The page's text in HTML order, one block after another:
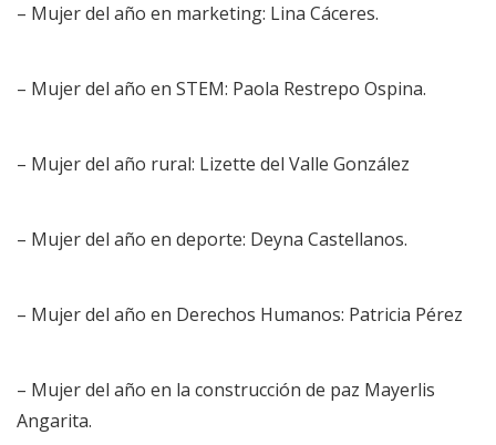
– Mujer del año en marketing: Lina Cáceres.
– Mujer del año en STEM: Paola Restrepo Ospina.
– Mujer del año rural: Lizette del Valle González
– Mujer del año en deporte: Deyna Castellanos.
– Mujer del año en Derechos Humanos: Patricia Pérez
– Mujer del año en la construcción de paz Mayerlis
Angarita.